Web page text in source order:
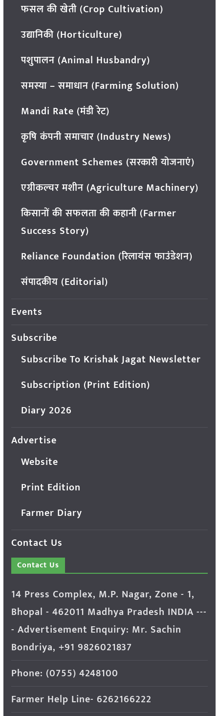
फसल की खेती (Crop Cultivation)
उद्यानिकी (Horticulture)
पशुपालन (Animal Husbandry)
समस्या – समाधान (Farming Solution)
Mandi Rate (मंडी रेट)
कृषि कंपनी समाचार (Industry News)
Government Schemes (सरकारी योजनाएं)
एग्रीकल्चर मशीन (Agriculture Machinery)
किसानों की सफलता की कहानी (Farmer
Success Story)
Reliance Foundation (रिलायंस फाउंडेशन)
संपादकीय (Editorial)
Events
Subscribe
Subscribe To Krishak Jagat Newsletter
Subscription (Print Edition)
Diary 2026
Advertise
Website
Print Edition
Farmer Diary
Contact Us
Contact Us
14 Press Complex, M.P. Nagar, Zone - 1,
Bhopal - 462011 Madhya Pradesh INDIA ---
- Advertisement Enquiry: Mr. Sachin
Bondriya, +91 9826021837
Phone: (0755) 4248100
Farmer Help Line- 6262166222